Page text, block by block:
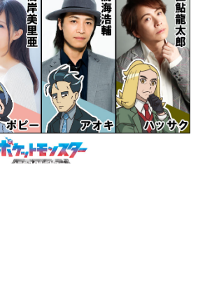
変えた日本語
「裏技」「ラスボス」… ゲームにまつわる言葉
法の変遷を、コンピューター文化史研究家・タ
徹底調査。